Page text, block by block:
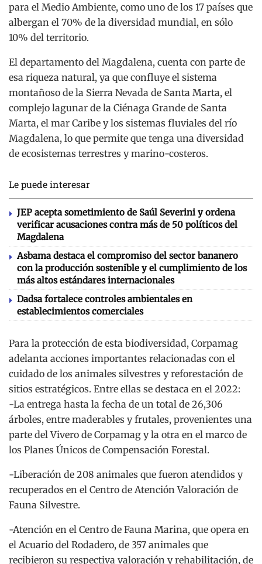
para el Medio Ambiente, como uno de los 17 países que
albergan el 70% de la diversidad mundial, en sólo
10% del territorio.
El departamento del Magdalena, cuenta con parte de
esa riqueza natural, ya que confluye el sistema
montañoso de la Sierra Nevada de Santa Marta, el
complejo lagunar de la Ciénaga Grande de Santa
Marta, el mar Caribe y los sistemas fluviales del río
Magdalena, lo que permite que tenga una diversidad
de ecosistemas terrestres y marino-costeros.
Le puede interesar
JEP acepta sometimiento de Saúl Severini y ordena
verificar acusaciones contra más de 50 políticos del
Magdalena
Asbama destaca el compromiso del sector bananero
con la producción sostenible y el cumplimiento de los
más altos estándares internacionales
Dadsa fortalece controles ambientales en
establecimientos comerciales
Para la protección de esta biodiversidad, Corpamag
adelanta acciones importantes relacionadas con el
cuidado de los animales silvestres y reforestación de
sitios estratégicos. Entre ellas se destaca en el 2022:
-La entrega hasta la fecha de un total de 26,306
árboles, entre maderables y frutales, provenientes una
parte del Vivero de Corpamag y la otra en el marco de
los Planes Únicos de Compensación Forestal.
-Liberación de 208 animales que fueron atendidos y
recuperados en el Centro de Atención Valoración de
Fauna Silvestre.
-Atención en el Centro de Fauna Marina, que opera en
el Acuario del Rodadero, de 357 animales que
recibieron su respectiva valoración y rehabilitación, de